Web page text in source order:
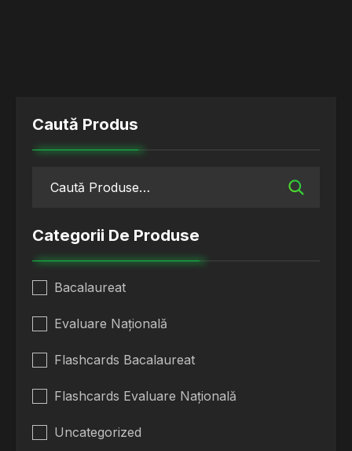
Caută Produs
Categorii De Produse
Bacalaureat
Evaluare Națională
Flashcards Bacalaureat
Flashcards Evaluare Națională
Uncategorized